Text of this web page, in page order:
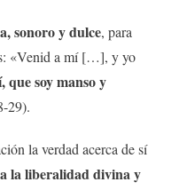
sonoro y dulce, para
«Venid a mí […], y yo
soy manso y
29).
la verdad acerca de sí
la liberalidad divina y